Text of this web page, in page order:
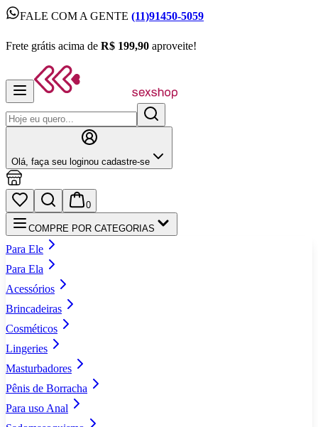
FALE COM A GENTE (11)91450-5059
Frete grátis acima de R$ 199,90 aproveite!
Olá, faça seu loginou cadastre‑se
0
COMPRE POR CATEGORIAS
Para Ele
Para Ela
Acessórios
Brincadeiras
Cosméticos
Lingeries
Masturbadores
Pênis de Borracha
Para uso Anal